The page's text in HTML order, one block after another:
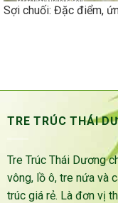
Sợi chuối: Đặc điểm,
TRE TRÚC THÁI
Tre Trúc Thái Dương
vông, lồ ô, tre nứa và
trúc giá rẻ. Là đơn vị